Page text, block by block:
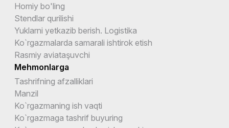
Homiy bo'ling
Stendlar qurilishi
Yuklarni yetkazib berish. Logistika
Ko`rgazmalarda samarali ishtirok etish
Rasmiy aviataşuvchi
Mehmonlarga
Tashrifning afzalliklari
Manzil
Ko`rgazmaning ish vaqti
Ko`rgazmaga tashrif buyuring